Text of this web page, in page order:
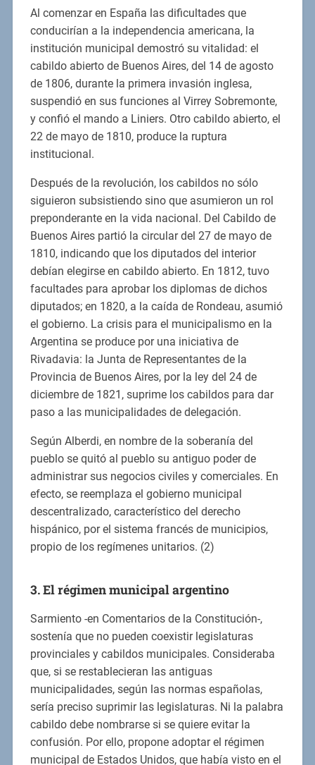
Al comenzar en España las dificultades que
conducirían a la independencia americana, la
institución municipal demostró su vitalidad: el
cabildo abierto de Buenos Aires, del 14 de agosto
de 1806, durante la primera invasión inglesa,
suspendió en sus funciones al Virrey Sobremonte,
y confió el mando a Liniers. Otro cabildo abierto, el
22 de mayo de 1810, produce la ruptura
institucional.
Después de la revolución, los cabildos no sólo
siguieron subsistiendo sino que asumieron un rol
preponderante en la vida nacional. Del Cabildo de
Buenos Aires partió la circular del 27 de mayo de
1810, indicando que los diputados del interior
debían elegirse en cabildo abierto. En 1812, tuvo
facultades para aprobar los diplomas de dichos
diputados; en 1820, a la caída de Rondeau, asumió
el gobierno. La crisis para el municipalismo en la
Argentina se produce por una iniciativa de
Rivadavia: la Junta de Representantes de la
Provincia de Buenos Aires, por la ley del 24 de
diciembre de 1821, suprime los cabildos para dar
paso a las municipalidades de delegación.
Según Alberdi, en nombre de la soberanía del
pueblo se quitó al pueblo su antiguo poder de
administrar sus negocios civiles y comerciales. En
efecto, se reemplaza el gobierno municipal
descentralizado, característico del derecho
hispánico, por el sistema francés de municipios,
propio de los regímenes unitarios. (2)
3. El régimen municipal argentino
Sarmiento -en Comentarios de la Constitución-,
sostenía que no pueden coexistir legislaturas
provinciales y cabildos municipales. Consideraba
que, si se restablecieran las antiguas
municipalidades, según las normas españolas,
sería preciso suprimir las legislaturas. Ni la palabra
cabildo debe nombrarse si se quiere evitar la
confusión. Por ello, propone adoptar el régimen
municipal de Estados Unidos, que había visto en el